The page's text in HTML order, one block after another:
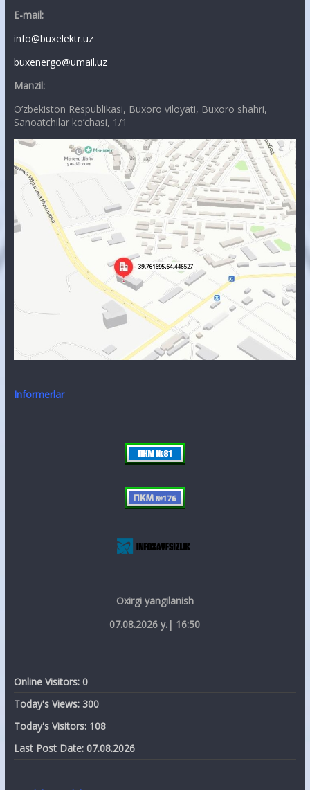
E-mail:
info@buxelektr.uz
buxenergo@umail.uz
Manzil:
O’zbekiston Respublikasi, Buxoro viloyati, Buxoro shahri,
Sanoatchilar ko’chasi, 1/1
Informerlar
Oxirgi yangilanish
07.08.2026 y.| 16:50
Online Visitors: 0
Today's Views: 300
Today's Visitors: 108
Last Post Date: 07.08.2026